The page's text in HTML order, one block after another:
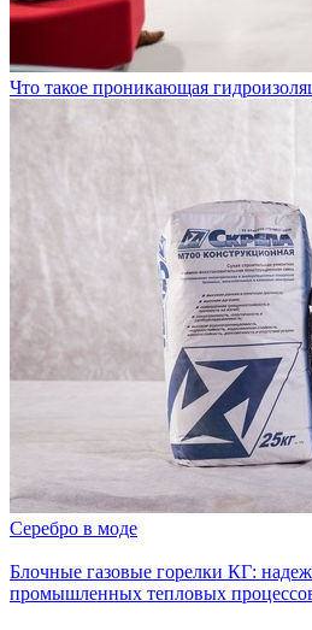
Что такое проникающая
Серебро в моде
Блочные газовые горелки КГ:
промышленных тепловых